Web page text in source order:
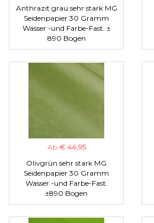
Anthrazit grau sehr stark MG
Seidenpapier 30 Gramm
Wasser -und Farbe-Fast. ±
890 Bogen
Ab € 44,95
Olivgrün sehr stark MG
Seidenpapier 30 Gramm
Wasser -und Farbe-Fast.
±890 Bogen